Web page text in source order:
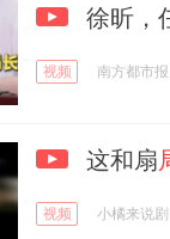
徐昕，
视频 南方都市报
这和扇
视频 小橘来说剧